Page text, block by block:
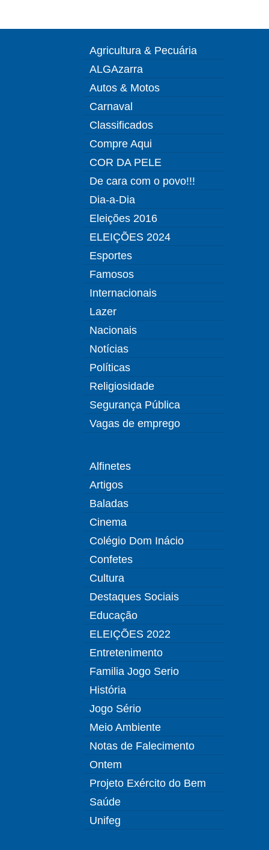
Agricultura & Pecuária
ALGAzarra
Autos & Motos
Carnaval
Classificados
Compre Aqui
COR DA PELE
De cara com o povo!!!
Dia-a-Dia
Eleições 2016
ELEIÇÕES 2024
Esportes
Famosos
Internacionais
Lazer
Nacionais
Notícias
Políticas
Religiosidade
Segurança Pública
Vagas de emprego
Alfinetes
Artigos
Baladas
Cinema
Colégio Dom Inácio
Confetes
Cultura
Destaques Sociais
Educação
ELEIÇÕES 2022
Entretenimento
Familia Jogo Serio
História
Jogo Sério
Meio Ambiente
Notas de Falecimento
Ontem
Projeto Exército do Bem
Saúde
Unifeg